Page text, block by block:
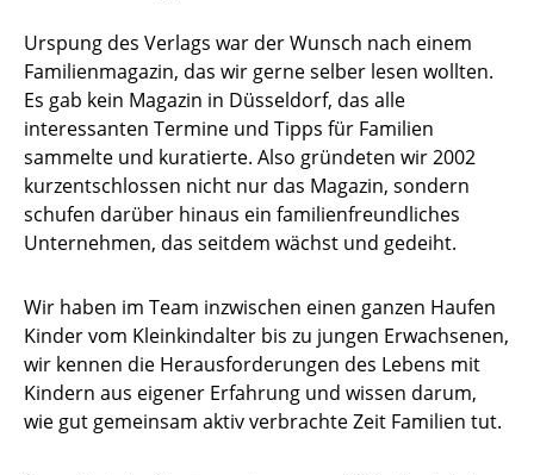
Urspung des Verlags war der Wunsch nach einem
Familienmagazin, das wir gerne selber lesen wollten.
Es gab kein Magazin in Düsseldorf, das alle
interessanten Termine und Tipps für Familien
sammelte und kuratierte. Also gründeten wir 2002
kurzentschlossen nicht nur das Magazin, sondern
schufen darüber hinaus ein familienfreundliches
Unternehmen, das seitdem wächst und gedeiht.
Wir haben im Team inzwischen einen ganzen Haufen
Kinder vom Kleinkindalter bis zu jungen Erwachsenen,
wir kennen die Herausforderungen des Lebens mit
Kindern aus eigener Erfahrung und wissen darum,
wie gut gemeinsam aktiv verbrachte Zeit Familien tut.